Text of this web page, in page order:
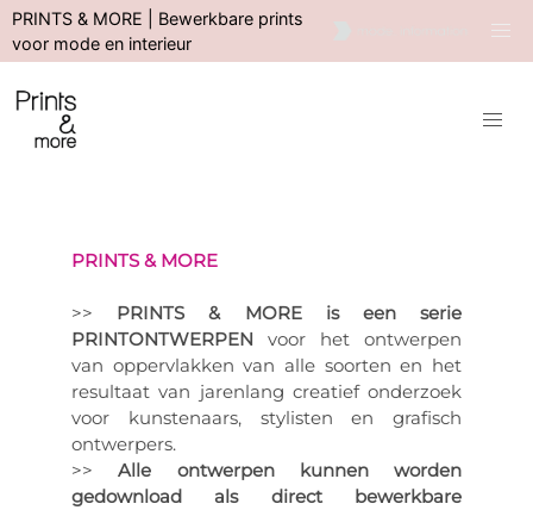
PRINTS & MORE | Bewerkbare prints
voor mode en interieur
PRINTS & MORE
>> PRINTS & MORE is een serie
PRINTONTWERPEN voor het ontwerpen
van oppervlakken van alle soorten en het
resultaat van jarenlang creatief onderzoek
voor kunstenaars, stylisten en grafisch
ontwerpers.
>>Alle ontwerpen kunnen worden
gedownload als direct bewerkbare